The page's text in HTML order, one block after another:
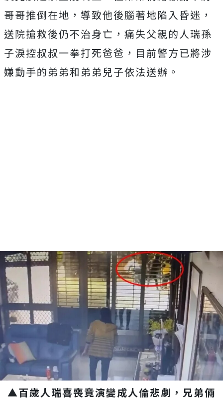
哥哥推倒在地，導致他後腦著地陷入昏迷，
送院搶救後仍不治身亡，痛失父親的人瑞孫
子淚控叔叔一拳打死爸爸，目前警方已將涉
嫌動手的弟弟和弟弟兒子依法送辦。
▲百歲人瑞喜喪竟演變成人倫悲劇，兄弟倆